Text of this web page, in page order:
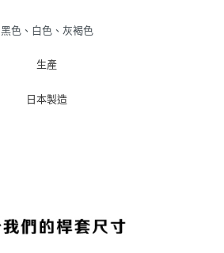
黑色、白色、灰褐色
生產
日本製造